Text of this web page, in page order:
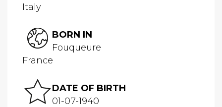
Italy
BORN IN
Fouqueure
France
DATE OF BIRTH
01-07-1940